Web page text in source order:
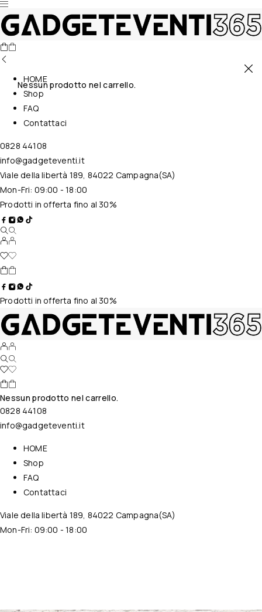
Nessun prodotto nel carrello.
HOME
Shop
FAQ
Contattaci
0828 44108
info@gadgeteventi.it
Viale della libertà 189, 84022 Campagna(SA)
Mon-Fri: 09:00 - 18:00
Prodotti in offerta fino al 30%
Prodotti in offerta fino al 30%
Nessun prodotto nel carrello.
0828 44108
info@gadgeteventi.it
HOME
Shop
FAQ
Contattaci
Viale della libertà 189, 84022 Campagna(SA)
Mon-Fri: 09:00 - 18:00